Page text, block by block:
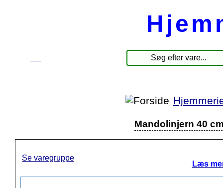
Mandolinjern 40
Se varegruppe
Læs